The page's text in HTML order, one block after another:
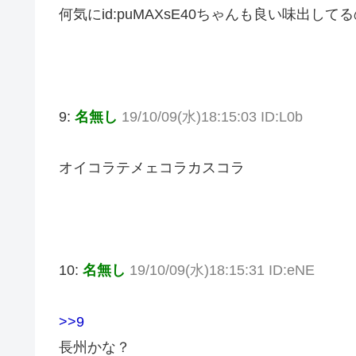
何気にid:puMAXsE40ちゃんも良い味出して
9: 名無し 19/10/09(水)18:15:03 ID:L0b
オイコラテメェコラカスコラ
10: 名無し 19/10/09(水)18:15:31 ID:eNE
>>9
長州かな？